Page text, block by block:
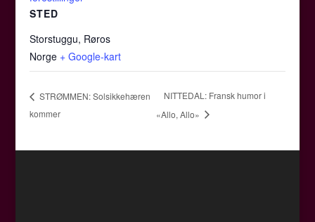
STED
Storstuggu, Røros
Norge + Google-kart
STRØMMEN: Solsikkehæren
kommer
NITTEDAL: Fransk humor i
«Allo, Allo»